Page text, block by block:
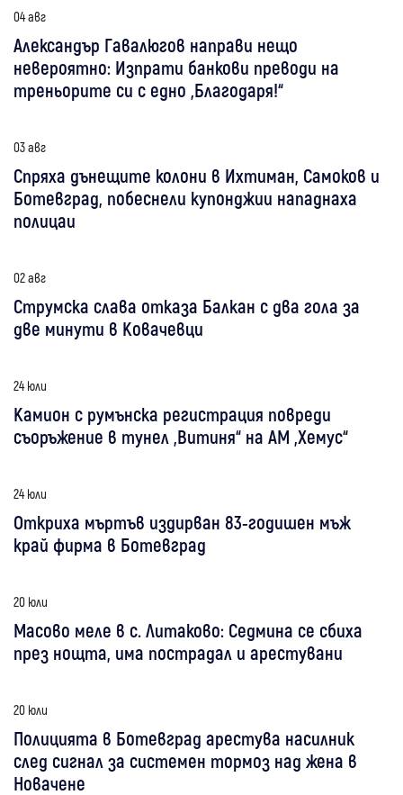
04 авг
Александър Гавалюгов направи нещо
невероятно: Изпрати банкови преводи на
треньорите си с едно „Благодаря!“
03 авг
Спряха дънещите колони в Ихтиман, Самоков и
Ботевград, побеснели купонджии нападнаха
полицаи
02 авг
Струмска слава отказа Балкан с два гола за
две минути в Ковачевци
24 юли
Камион с румънска регистрация повреди
съоръжение в тунел „Витиня“ на АМ „Хемус“
24 юли
Откриха мъртъв издирван 83-годишен мъж
край фирма в Ботевград
20 юли
Масово меле в с. Литаково: Седмина се сбиха
през нощта, има пострадал и арестувани
20 юли
Полицията в Ботевград арестува насилник
след сигнал за системен тормоз над жена в
Новачене